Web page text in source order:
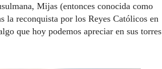
Mijas (entonces conocida como
la reconquista por los Reyes Católicos en
que hoy podemos apreciar en sus torres